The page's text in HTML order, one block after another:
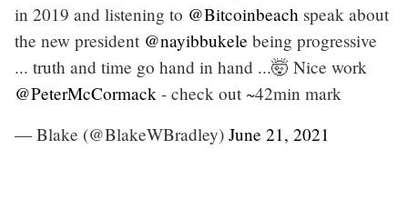
in 2019 and listening to @Bitcoinbeach speak about
the new president @nayibbukele being progressive
... truth and time go hand in hand ...🤯 Nice work
@PeterMcCormack - check out ~42min mark
— Blake (@BlakeWBradley) June 21, 2021